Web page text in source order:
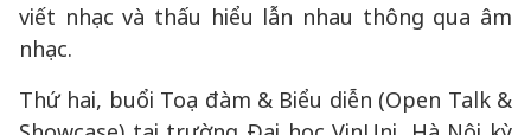
viết nhạc và thấu hiểu lẫn nhau thông qua âm
nhạc.
Thứ hai, buổi Toạ đàm & Biểu diễn (Open Talk &